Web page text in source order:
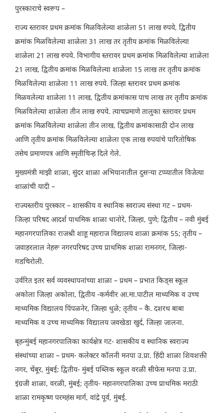
पुरस्काराचे स्वरूप –
राज्य स्तरावर प्रथम क्रमांक मिळविलेल्या शाळेला 51 लाख रुपये, द्वितीय
क्रमांक मिळविलेल्या शाळेला 31 लाख तर तृतीय क्रमांक मिळविलेल्या
शाळेला 21 लाख रुपये. विभागीय स्तरावर प्रथम क्रमांक मिळविलेल्या शाळेला
21 लाख, द्वितीय क्रमांक मिळविलेल्या शाळेला 15 लाख तर तृतीय क्रमांक
मिळविलेल्या शाळेला 11 लाख रुपये. जिल्हा स्तरावर प्रथम क्रमांक
मिळवलेल्या शाळेला 11 लाख, द्वितीय क्रमांकास पाच लाख तर तृतीय क्रमांक
मिळविलेल्या शाळेला तीन लाख रुपये. त्याचप्रमाणे तालुका स्तरावर प्रथम
क्रमांक मिळविलेल्या शाळेला तीन लाख, द्वितीय क्रमांकासाठी दोन लाख
आणि तृतीय क्रमांक मिळविलेल्या शाळेला एक लाख रुपयांचे पारितोषिक
तसेच प्रमाणपत्र आणि स्मृतीचिन्ह दिले गेले.
मुख्यमंत्री माझी शाळा, सुंदर शाळा अभियानातील दुसऱ्या टप्प्यातील विजेत्या
शाळांची यादी –
राज्यस्तरीय पुरस्कार – शासकीय व स्थानिक स्वराज्य संस्था गट – प्रथम-
जिल्हा परिषद आदर्श पाथमिक शाळा धानोरे, जिल्हा, पुणे; द्वितीय – नवी मुंबई
महानगरपालिका राजश्री शाहू महाराज विद्यालय शाळा क्रमांक 55; तृतीय –
जवाहरलाल नेहरू नगरपरिषद उच्च प्राथमिक शाळा रामनगर, जिल्हा-
गडचिरोली.
उर्वरित इतर सर्व व्यवस्थापनांच्या शाळा – प्रथम – प्रभात किड्स स्कूल
अकोला जिल्हा अकोला, द्वितीय -कर्मवीर आ.मा.पाटील माध्यमिक व उच्च
माध्यमिक विद्यालय पिंपळनेर, जिल्हा धुळे; तृतीय – कै. दशरथ बाबा
माध्यमिक व उच्च माध्यमिक विद्यालय जवखेडा खुर्द, जिल्हा जालना.
बृहन्मुंबई महानगरपालिका कार्यक्षेत्र गट- शासकीय व स्थानिक स्वराज्य
संस्थांच्या शाळा – प्रथम- कलेक्टर कॉलनी मनपा उ.प्रा. हिंदी शाळा शिवशक्ती
नगर, चेंबूर, मुंबई; द्वितीय- मुंबई पब्लिक स्कूल वरळी सीफेस मनपा उ.प्रा.
इंग्रजी शाळा, वरळी, मुंबई; तृतीय- महानगरपालिका उच्च प्राथमिक मराठी
शाळा रामकृष्ण परमहंस मार्ग, वांद्रे पूर्व, मुंबई.